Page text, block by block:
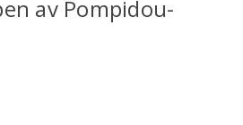
av Pompidou-